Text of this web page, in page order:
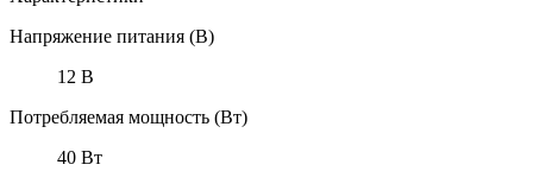
Напряжение питания (В)
12 В
Потребляемая мощность (Вт)
40 Вт